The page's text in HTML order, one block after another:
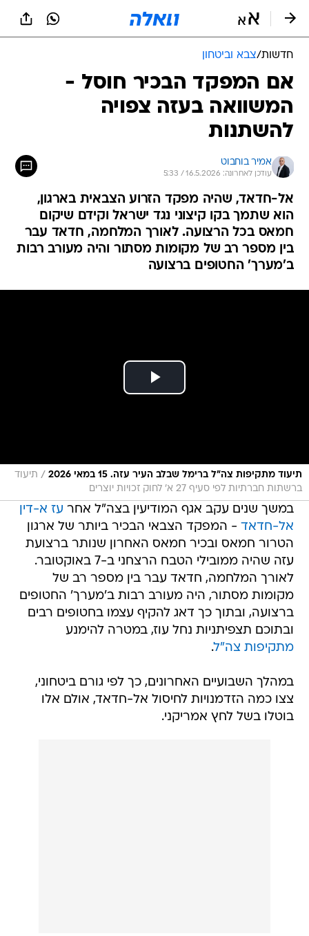
חדשות/צבא וביטחון
אם המפקד הבכיר חוסל -
המשוואה בעזה צפויה
להשתנות
אמיר בוחבוט
עודכן לאחרונה: 16.5.2026 / 5:33
אל-חדאד, שהיה מפקד הזרוע הצבאית בארגון,
הוא שתמך בקו קיצוני נגד ישראל וקידם שיקום
חמאס בכל הרצועה. לאורך המלחמה, חדאד עבר
בין מספר רב של מקומות מסתור והיה מעורב רבות
ב'מערך' החטופים ברצועה
תיעוד מתקיפות צה"ל ברימל שבלב העיר עזה. 15 במאי 2026 / תיעוד
ברשתות חברתיות לפי סעיף 27 א' לחוק זכויות יוצרים
במשך שנים עקב אגף המודיעין בצה"ל אחר עז א-דין
אל-חדאד - המפקד הצבאי הבכיר ביותר של ארגון
הטרור חמאס ובכיר חמאס האחרון שנותר ברצועת
עזה שהיה ממובילי הטבח הרצחני ב-7 באוקטובר.
לאורך המלחמה, חדאד עבר בין מספר רב של
מקומות מסתור, היה מעורב רבות ב'מערך' החטופים
ברצועה, ובתוך כך דאג להקיף עצמו בחטופים רבים
ובתוכם תצפיתניות נחל עוז, במטרה להימנע
מתקיפות צה"ל.
במהלך השבועיים האחרונים, כך לפי גורם ביטחוני,
צצו כמה הזדמנויות לחיסול אל-חדאד, אולם אלו
בוטלו בשל לחץ אמריקני.